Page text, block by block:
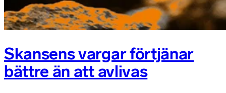
Skansens vargar förtjänar
bättre än att avlivas